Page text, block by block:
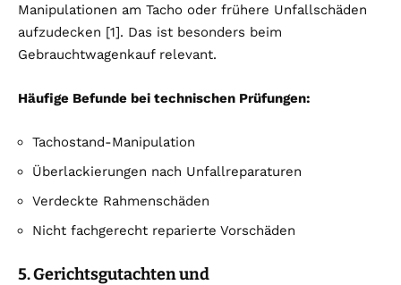
Manipulationen am Tacho oder frühere Unfallschäden
aufzudecken [1]. Das ist besonders beim
Gebrauchtwagenkauf relevant.
Häufige Befunde bei technischen Prüfungen:
Tachostand-Manipulation
Überlackierungen nach Unfallreparaturen
Verdeckte Rahmenschäden
Nicht fachgerecht reparierte Vorschäden
5. Gerichtsgutachten und